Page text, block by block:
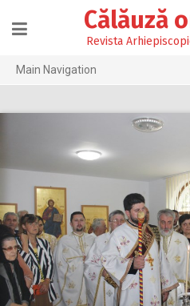
content
Călăuză
Revista
Main Navigation
2024
2023
2022
2021